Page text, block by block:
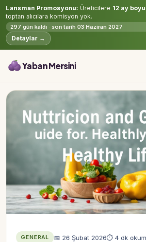
Lansman Promosyonu: Üreticilere 12 ay
toptan alıcılara komisyon yok.
297 gün kaldı · son tarih 03 Haziran 2027
Detaylar →
Yaban Mersini
GENERAL 📅 26 Şubat 2026⏱ 4 dk